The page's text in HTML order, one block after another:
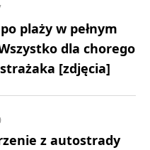
plaży w pełnym
dla chorego
[zdjęcia]
z autostrady